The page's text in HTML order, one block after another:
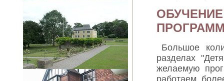
Большое
разделах
желаемую
работаем